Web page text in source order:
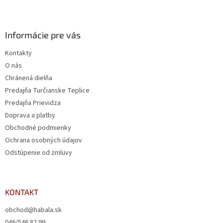
Informácie pre vás
Kontakty
O nás
Chránená dielňa
Predajňa Turčianske Teplice
Predajňa Prievidza
Doprava a platby
Obchodné podmienky
Ochrana osobných údajov
Odstúpenie od zmluvy
KONTAKT
obchod@habala.sk